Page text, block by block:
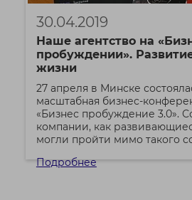
30.04.2019
Наше агентство на
пробуждении».
жизни
27 апреля в Минске
масштабная бизнес-
«Бизнес пробуждение 3.0».
компании, как
могли пройти мимо такого
Подробнее